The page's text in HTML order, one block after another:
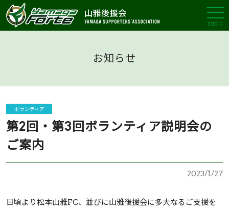
MENU
お知らせ
ボランティア
第2回・第3回ボランティア説明会の
ご案内
2023/1/27
日頃より松本山雅FC、並びに山雅後援会に多大なるご支援を